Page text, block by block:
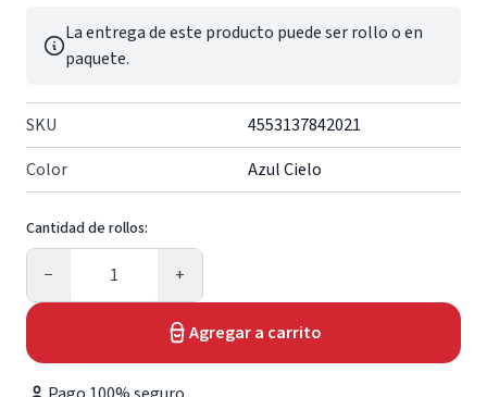
La entrega de este producto puede ser rollo o en
paquete.
SKU
4553137842021
Color
Azul Cielo
Cantidad de rollos:
−
Cantidad
+
Agregar a carrito